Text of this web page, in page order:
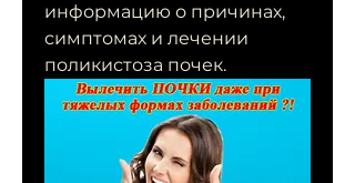
информацию о причинах,
симптомах и лечении
поликистоза почек.